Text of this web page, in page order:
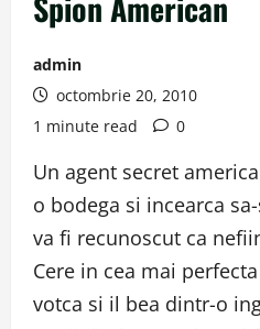
admin
octombrie 20, 2010
1 minute read
0
Un agent secret
o bodega si incearca
va fi recunoscut ca
Cere in cea mai
votca si il bea dintr-o